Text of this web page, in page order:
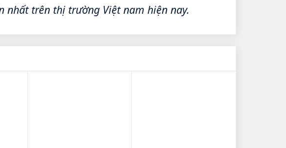
nhất trên thị trường Việt nam hiện nay.